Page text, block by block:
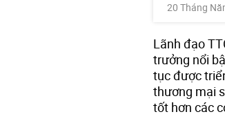
20 Tháng
Lãnh đạo
trưởng nổi
tục được
thương mại
tốt hơn các